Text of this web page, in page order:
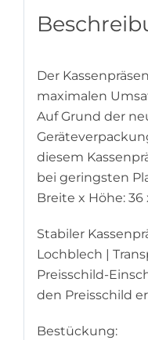
Der
maximalen
Auf Grund der
diesem
bei geringsten
Breite x Höhe: 36
Stabiler
Lochblech |
Preisschild-
den Preisschild
Bestückung: